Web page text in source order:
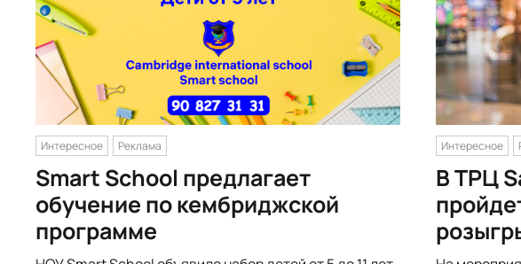
Интересное Реклама
Smart School предлагает
обучение по кембриджской
программе
Интересное
В ТРЦ